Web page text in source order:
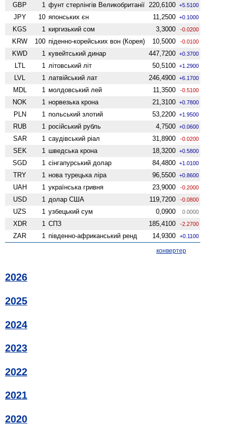
GBP 1 фунт стерлінгів Велико­британії 220,6100 +5.5100
JPY 10 японських єн 11,2500 +0.1000
KGS 1 киргизький сом 3,3000 -0.0200
KRW 100 піденно-корейських вон (Корея) 10,5000 -0.0100
KWD 1 кувейтський динар 447,7200 +0.3700
LTL 1 літовський літ 50,5100 +1.2900
LVL 1 латвійський лат 246,4900 +6.1700
MDL 1 молдовський лей 11,3500 -0.5100
NOK 1 норвезька крона 21,3100 +0.7800
PLN 1 польський злотий 53,2200 +1.9500
RUB 1 російський рубль 4,7500 +0.0600
SAR 1 саудівський ріал 31,8900 -0.0200
SEK 1 шведська крона 18,3200 +0.5800
SGD 1 сінгапурський долар 84,4800 +1.0100
TRY 1 нова турецька ліра 96,5500 +0.8600
UAH 1 українська гривня 23,9000 -0.2000
USD 1 долар США 119,7200 -0.0800
UZS 1 узбецький сум 0,0900 0.0000
XDR 1 СПЗ 185,4100 -2.2700
ZAR 1 південно-африканський ренд 14,9300 +0.1100
конвертер
2026
2025
2024
2023
2022
2021
2020